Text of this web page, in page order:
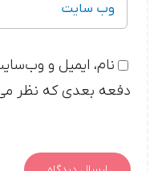
نام، ایمیل و
دفعه بعدی که نظر